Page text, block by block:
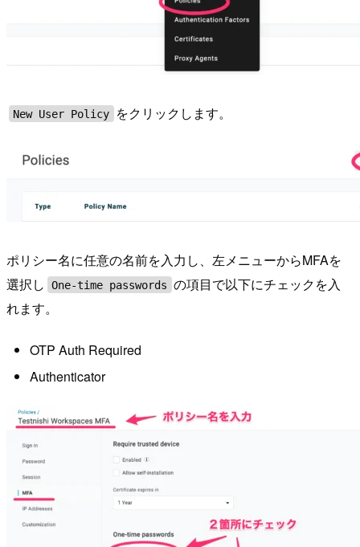
New User Policy をクリックします。
ポリシー名に任意の名前を入力し、左メニューからMFAを
選択し
One-time passwords の項目で以下にチェックを入
れます。
OTP Auth Required
Authenticator